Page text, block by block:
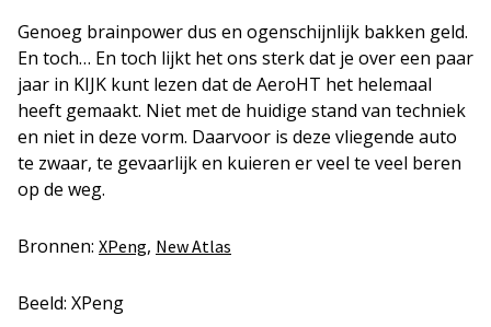
Genoeg brainpower dus en ogenschijnlijk bakken geld.
En toch… En toch lijkt het ons sterk dat je over een paar
jaar in KIJK kunt lezen dat de AeroHT het helemaal
heeft gemaakt. Niet met de huidige stand van techniek
en niet in deze vorm. Daarvoor is deze vliegende auto
te zwaar, te gevaarlijk en kuieren er veel te veel beren
op de weg.
Bronnen: XPeng, New Atlas
Beeld: XPeng